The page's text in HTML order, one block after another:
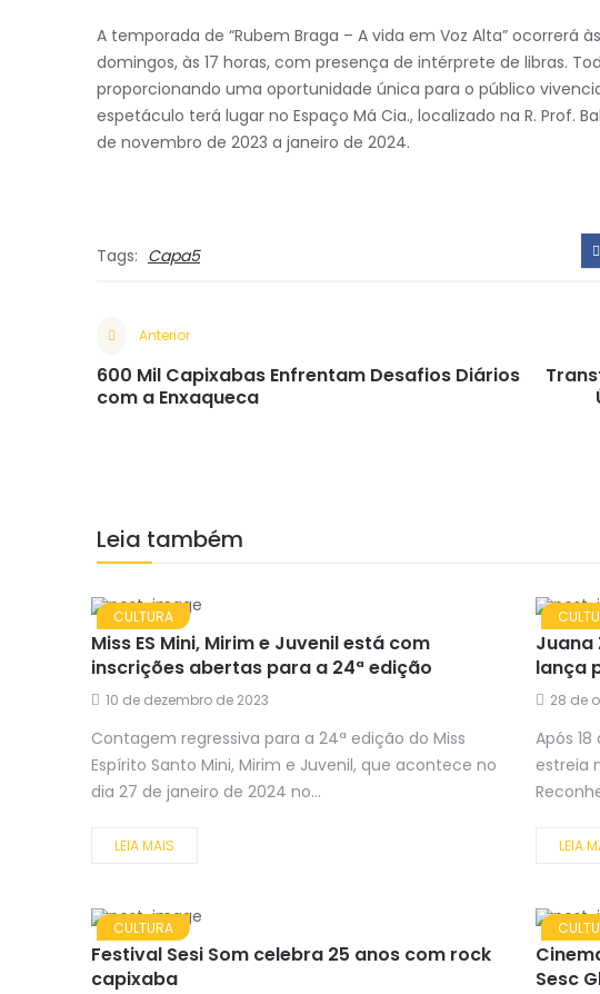
A temporada de “Rubem Braga – A vida em Voz Alta” ocorrerá
domingos, às 17 horas, com presença de intérprete de libras.
proporcionando uma oportunidade única para o público
espetáculo terá lugar no Espaço Má Cia., localizado na R. Prof.
de novembro de 2023 a janeiro de 2024.
Tags: Capa5
Anterior
600 Mil Capixabas Enfrentam Desafios Diários
com a Enxaqueca
Leia também
CULTURA
Miss ES Mini, Mirim e Juvenil está com
inscrições abertas para a 24ª edição
10 de dezembro de 2023
Contagem regressiva para a 24ª edição do Miss
Espírito Santo Mini, Mirim e Juvenil, que acontece no
dia 27 de janeiro de 2024 no...
LEIA MAIS
Juana
lança
28 de
Após
estreia
LEIA
CULTURA
Festival Sesi Som celebra 25 anos com rock
capixaba
Sesc